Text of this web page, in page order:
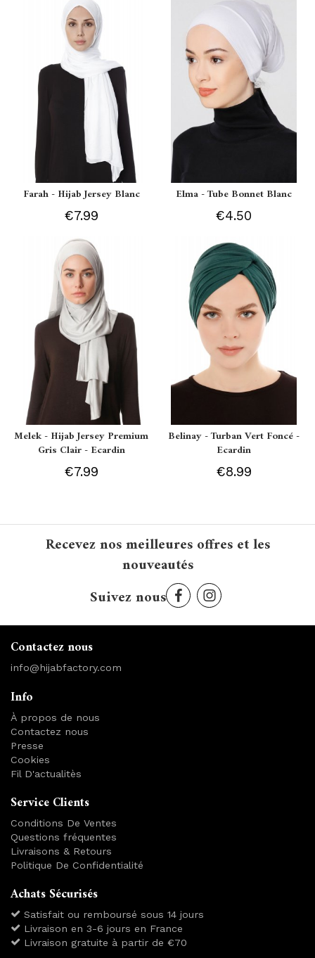
Farah - Hijab Jersey Blanc
€7.99
Elma - Tube Bonnet Blanc
€4.50
Melek - Hijab Jersey Premium
Gris Clair - Ecardin
€7.99
Belinay - Turban Vert Foncé -
Ecardin
€8.99
Recevez nos meilleures offres et les
nouveautés
Suivez nous
Contactez nous
info@hijabfactory.com
Info
À propos de nous
Contactez nous
Presse
Cookies
Fil D'actualitès
Service Clients
Conditions De Ventes
Questions fréquentes
Livraisons & Retours
Politique De Confidentialité
Achats Sécurisés
Satisfait ou remboursé sous 14 jours
Livraison en 3-6 jours en France
Livraison gratuite à partir de €70